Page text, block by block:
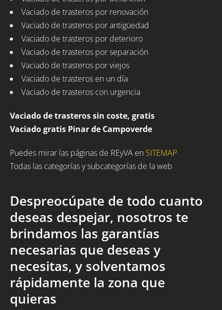
Vaciado de trasteros por renovación
Vaciado de trasteros por antigüedad
Vaciado de trasteros por deterioro
Vaciado de trasteros por separación
Vaciado de trasteros por viejos
Vaciado de trasteros en un día
Vaciado de trasteros con urgencia
Vaciado de trasteros sin coste, gratis
Vaciado gratis Pinar de Campoverde
Puedes mirar las páginas de REyVA en SITEMAP
Todas las categorías y subcategorías de la web
Despreocúpate de todo cuanto
deseas despejar, nosotros te
brindamos las garantías
necesarias que deseas y
necesitas, y solventamos
rápidamente la zona que
quieras